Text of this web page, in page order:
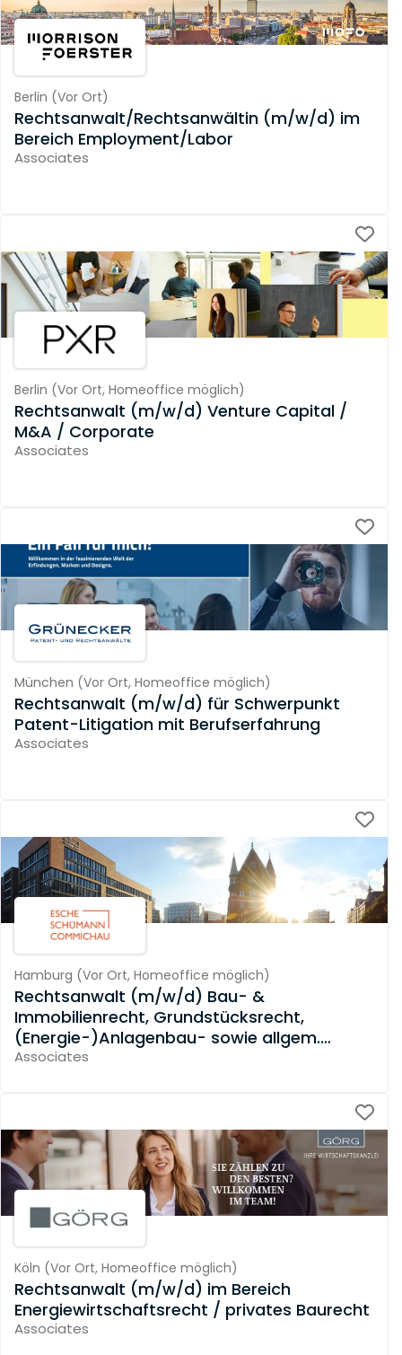
Berlin (Vor Ort)
Rechtsanwalt/Rechtsanwältin (m/w/d) im
Bereich Employment/Labor
Associates
Berlin (Vor Ort, Homeoffice möglich)
Rechtsanwalt (m/w/d) Venture Capital /
M&A / Corporate
Associates
München (Vor Ort, Homeoffice möglich)
Rechtsanwalt (m/w/d) für Schwerpunkt
Patent-Litigation mit Berufserfahrung
Associates
Hamburg (Vor Ort, Homeoffice möglich)
Rechtsanwalt (m/w/d) Bau- &
Immobilienrecht, Grundstücksrecht,
(Energie-)Anlagenbau- sowie allgem.
Vertragsrecht
Associates
Köln (Vor Ort, Homeoffice möglich)
Rechtsanwalt (m/w/d) im Bereich
Energiewirtschaftsrecht / privates Baurecht
Associates